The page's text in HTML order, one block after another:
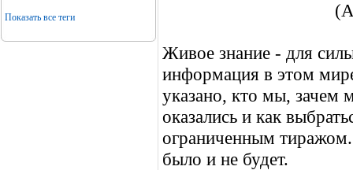
Показать все теги
Живое знание - для
информация в этом
указано, кто мы, зачем
оказались и как
ограниченным
было и не будет.